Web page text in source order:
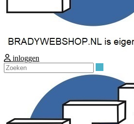
inloggen